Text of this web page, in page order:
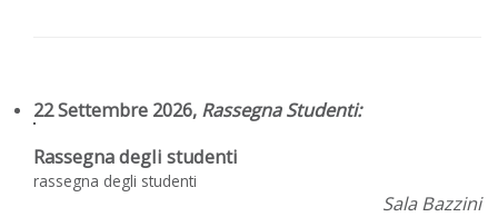
22 Settembre 2026, Rassegna Studenti:
Rassegna degli studenti
rassegna degli studenti
Sala Bazzini